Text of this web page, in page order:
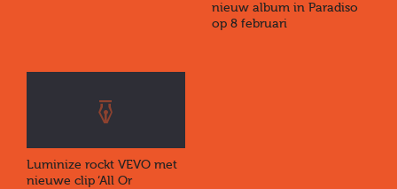
nieuw album in Paradiso
op 8 februari
Luminize rockt VEVO met
nieuwe clip ‘All Or